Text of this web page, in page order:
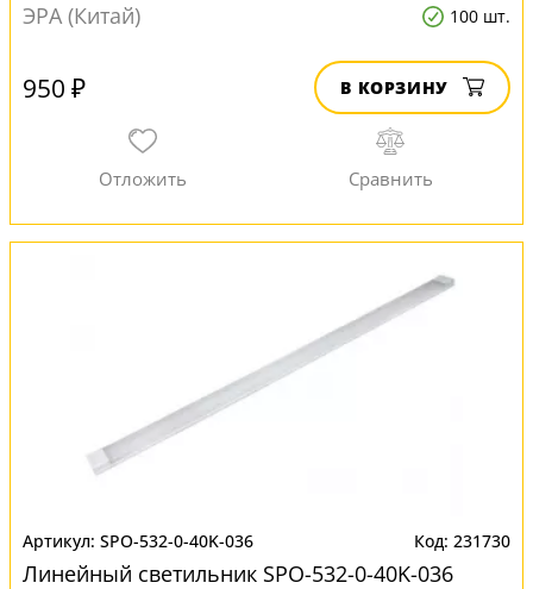
ЭРА (Китай) 100 шт.
950 ₽ В КОРЗИНУ
SPO-532-0-40K-036 231730
Линейный светильник SPO-532-0-40K-036